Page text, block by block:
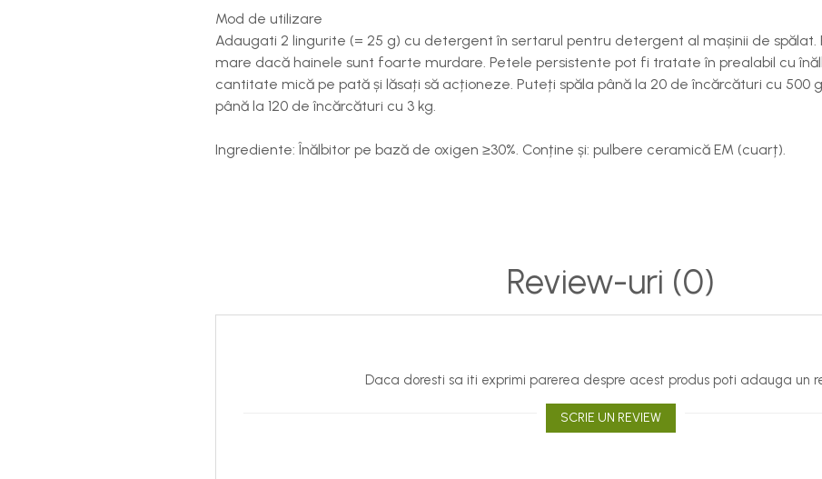
Mod de utilizare
Adaugati 2 lingurite (= 25 g) cu detergent în sertarul pentru detergent al mașinii de spălat.
mare dacă hainele sunt foarte murdare. Petele persistente pot fi tratate în prealabil cu
cantitate mică pe pată și lăsați să acționeze. Puteți spăla până la 20 de încărcături cu 500
până la 120 de încărcături cu 3 kg.
Ingrediente: Înălbitor pe bază de oxigen ≥30%. Conține și: pulbere ceramică EM (cuarț).
Review-uri (0)
Daca doresti sa iti exprimi parerea despre acest produs poti adauga un
SCRIE UN REVIEW